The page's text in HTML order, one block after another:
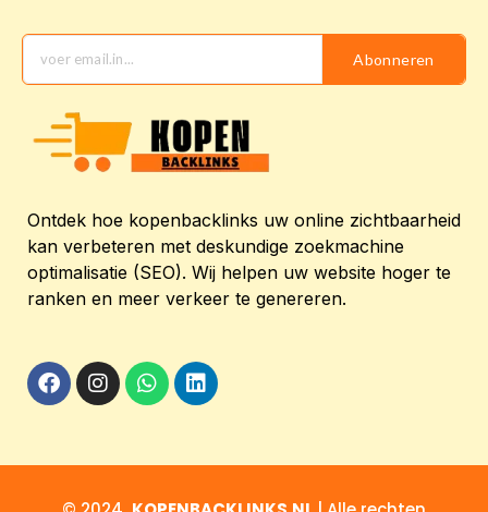
Abonneren
Ontdek hoe kopenbacklinks uw online zichtbaarheid
kan verbeteren met deskundige zoekmachine
optimalisatie (SEO). Wij helpen uw website hoger te
ranken en meer verkeer te genereren.